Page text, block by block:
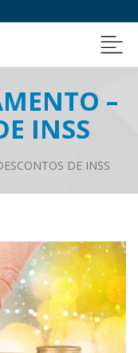
–
INSS
DE INSS